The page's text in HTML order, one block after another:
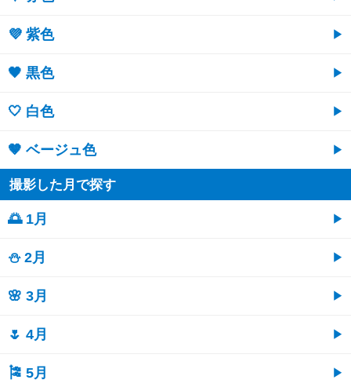
💜 紫色
🖤 黒色
🤍 白色
🤎 ベージュ色
撮影した月で探す
🌅 1月
⛄ 2月
🌸 3月
🌷 4月
🎏 5月